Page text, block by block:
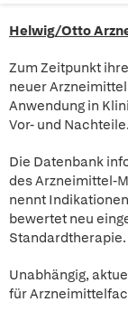
Helwig/Otto
Zum Zeitpunkt
neuer
Anwendung in
Vor- und
Die Datenbank
des Arzneimittel-
nennt
bewertet neu
Standardtherapie.
Unabhängig,
für